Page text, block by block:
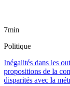
7min
Politique
Inégalités dans les
propositions de la
disparités avec la